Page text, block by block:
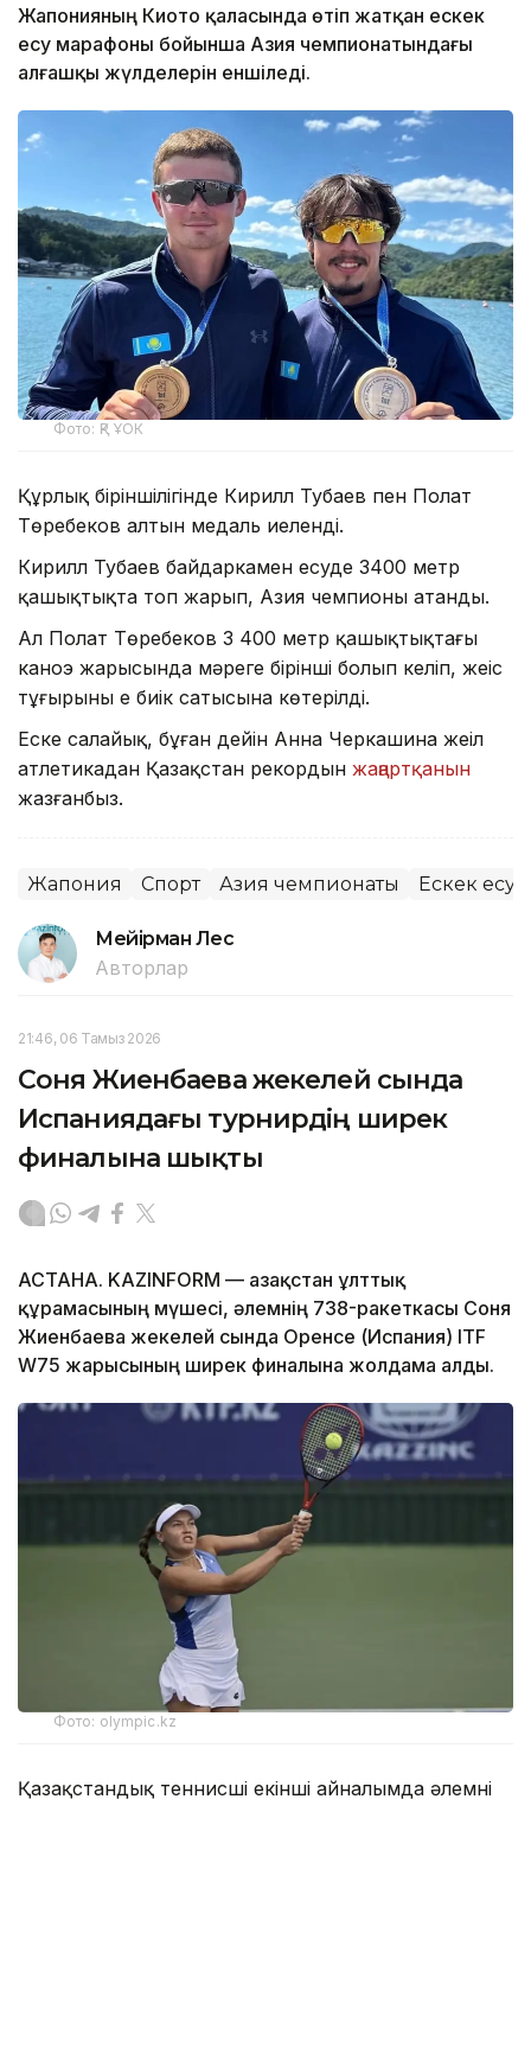
Жапонияның Киото қаласында өтіп жатқан ескек
есу марафоны бойынша Азия чемпионатындағы
алғашқы жүлделерін еншіледі.
Фото: ҚР ҰОК
Құрлық біріншілігінде Кирилл Тубаев пен Полат
Төребеков алтын медаль иеленді.
Кирилл Тубаев байдаркамен есуде 3400 метр
қашықтықта топ жарып, Азия чемпионы атанды.
Ал Полат Төребеков 3 400 метр қашықтықтағы
каноэ жарысында мәреге бірінші болып келіп, жеңіс
тұғырының ең биік сатысына көтерілді.
Еске салайық, бұған дейін Анна Черкашина жеңіл
атлетикадан Қазақстан рекордын жаңартқанын
жазғанбыз.
Жапония Спорт Азия чемпионаты Ескек есу
Мейірман Лес
Авторлар
21:46, 06 Тамыз 2026
Соня Жиенбаева жекелей сында
Испаниядағы турнирдің ширек
финалына шықты
АСТАНА. KAZINFORM — Қазақстан ұлттық
құрамасының мүшесі, әлемнің 738-ракеткасы Соня
Жиенбаева жекелей сында Оренсе (Испания) ITF
W75 жарысының ширек финалына жолдама алды.
Фото: olympic.kz
Қазақстандық теннисші екінші айналымда әлемнің